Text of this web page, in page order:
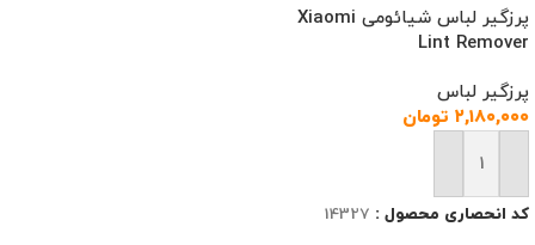
پرزگیر لباس شیائومی Xiaomi
Lint Remover
پرزگیر لباس
۲,۱۸۰,۰۰۰ تومان
افزودن به سبد خرید
کد انحصاری محصول : 14327